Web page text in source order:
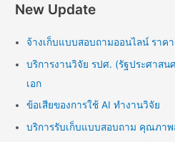
New Update
จ้างเก็บแบบสอบถามออนไลน์ ราค
บริการงานวิจัย รปศ. (รัฐประศา
เอก
ข้อเสียของการใช้ AI ทำงานวิจัย
บริการรับเก็บแบบสอบถาม คุณภาพ